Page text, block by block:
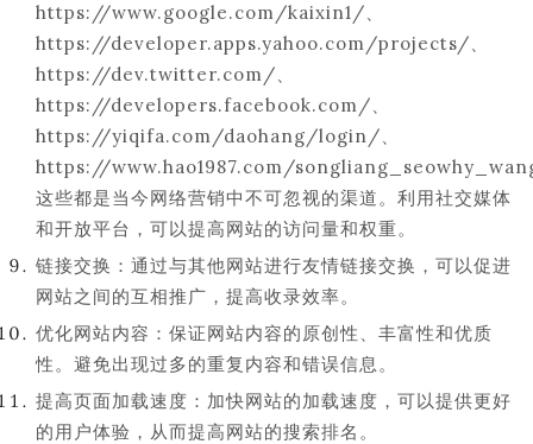
https://www.google.com/kaixin1/、
https://developer.apps.yahoo.com/projects/、
https://dev.twitter.com/、
https://developers.facebook.com/、
https://yiqifa.com/daohang/login/、
https://www.hao1987.com/
这些都是当今网络营销中不可忽视的渠道。利用社交媒体
和开放平台，可以提高网站的访问量和权重。
链接交换：通过与其他网站进行友情链接交换，可以促进
网站之间的互相推广，提高收录效率。
优化网站内容：保证网站内容的原创性、丰富性和优质
性。避免出现过多的重复内容和错误信息。
提高页面加载速度：加快网站的加载速度，可以提供更好
的用户体验，从而提高网站的搜索排名。